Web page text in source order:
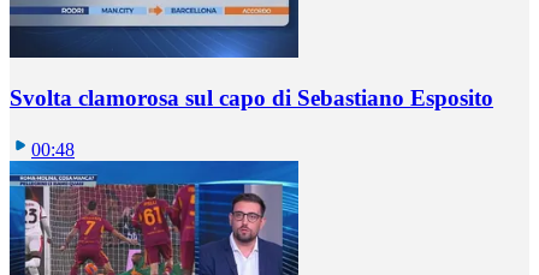
Svolta clamorosa sul capo di Sebastiano Esposito
00:48